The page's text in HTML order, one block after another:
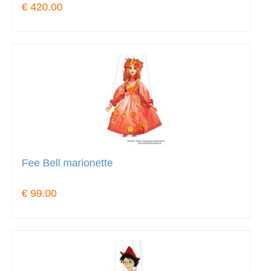
€ 420.00
Fee Bell marionette
€ 99.00